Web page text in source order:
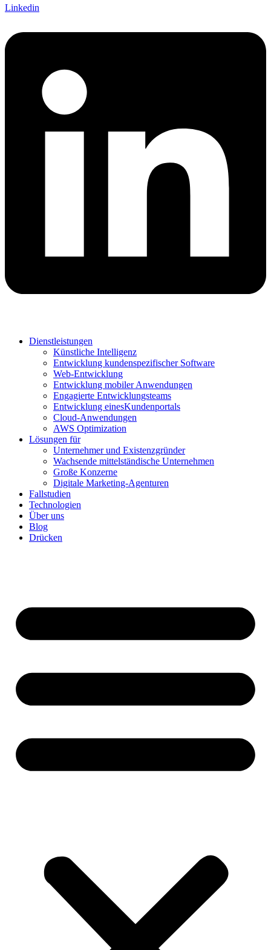
Linkedin
Dienstleistungen
Künstliche Intelligenz
Entwicklung kundenspezifischer Software
Web-Entwicklung
Entwicklung mobiler Anwendungen
Engagierte Entwicklungsteams
Entwicklung einesKundenportals
Cloud-Anwendungen
AWS Optimization
Lösungen für
Unternehmer und Existenzgründer
Wachsende mittelständische Unternehmen
Große Konzerne
Digitale Marketing-Agenturen
Fallstudien
Technologien
Über uns
Blog
Drücken